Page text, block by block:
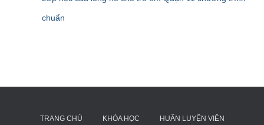
chuẩn
TRANG CHỦ KHÓA HỌC HUẤN LUYỆN VIÊN